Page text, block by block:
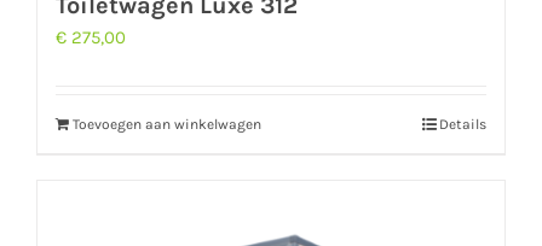
€ 275,00
Toevoegen aan winkelwagen Details